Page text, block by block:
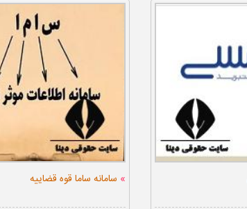
» سامانه ساما قوه قضاییه